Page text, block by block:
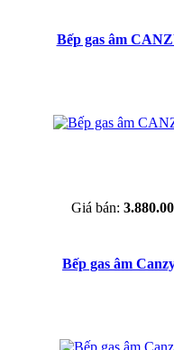
Bếp gas âm
Giá bán:
Bếp gas âm